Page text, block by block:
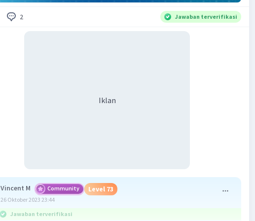
2 Jawaban terverifikasi
Iklan
Vincent M Community Level 73
26 Oktober 2023 23:44
Jawaban terverifikasi